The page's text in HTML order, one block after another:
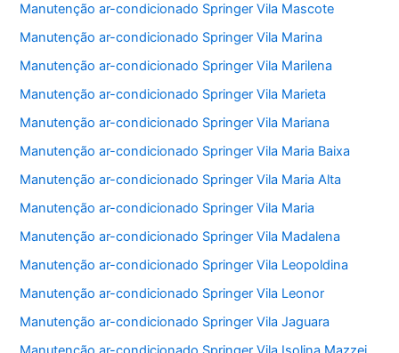
Manutenção ar-condicionado Springer Vila Mascote
Manutenção ar-condicionado Springer Vila Marina
Manutenção ar-condicionado Springer Vila Marilena
Manutenção ar-condicionado Springer Vila Marieta
Manutenção ar-condicionado Springer Vila Mariana
Manutenção ar-condicionado Springer Vila Maria Baixa
Manutenção ar-condicionado Springer Vila Maria Alta
Manutenção ar-condicionado Springer Vila Maria
Manutenção ar-condicionado Springer Vila Madalena
Manutenção ar-condicionado Springer Vila Leopoldina
Manutenção ar-condicionado Springer Vila Leonor
Manutenção ar-condicionado Springer Vila Jaguara